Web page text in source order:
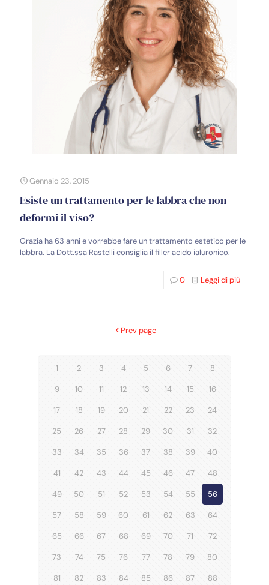
Gennaio 23, 2015
Esiste un trattamento per le labbra che non
deformi il viso?
Grazia ha 63 anni e vorrebbe fare un trattamento estetico per le
labbra. La Dott.ssa Rastelli consiglia il filler acido ialuronico.
0 Leggi di più
Prev page
1 2 3 4 5 6 7 8
9 10 11 12 13 14 15 16
17 18 19 20 21 22 23 24
25 26 27 28 29 30 31 32
33 34 35 36 37 38 39 40
41 42 43 44 45 46 47 48
49 50 51 52 53 54 55 56
57 58 59 60 61 62 63 64
65 66 67 68 69 70 71 72
73 74 75 76 77 78 79 80
81 82 83 84 85 86 87 88